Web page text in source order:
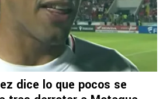
dice lo que pocos se